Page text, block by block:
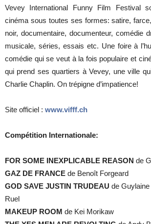
Vevey International Funny Film Festival
cinéma sous toutes ses formes: satire,
noir, documentaire, documenteur, comédie
musicale, séries, essais etc. Une foire à
comédie qui se veut à la fois populaire et
qui prend ses quartiers à Vevey, une ville
Charlie Chaplin. On trépigne d’impatience!
Site officiel : www.vifff.ch
Compétition Internationale:
FOR SOME INEXPLICABLE REASON de
GAZ DE FRANCE de Benoît Forgeard
GOD SAVE JUSTIN TRUDEAU de
Ruel
MAKEUP ROOM de Kei Morikaw